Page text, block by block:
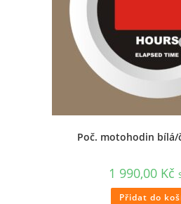
Poč. motohodin bílá/
1 990,00 Kč
Přidat do